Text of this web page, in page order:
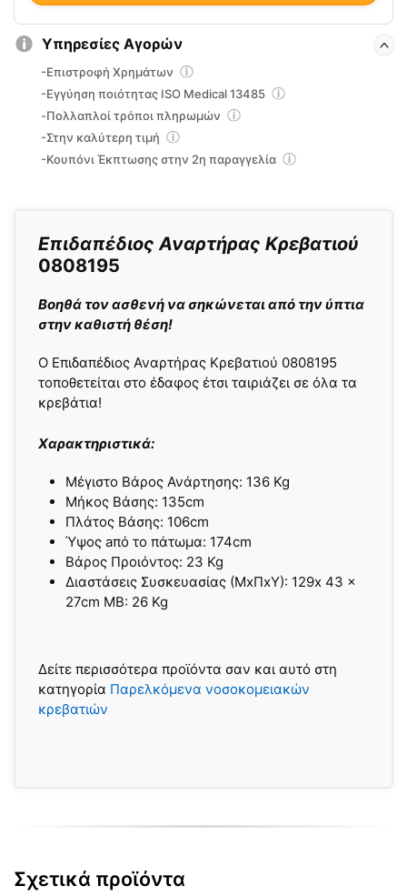
Επιδαπέδιος Αναρτήρας Κρεβατιού
0808195
Βοηθά τον ασθενή να σηκώνεται από την ύπτια
στην καθιστή θέση!
O Επιδαπέδιος Αναρτήρας Κρεβατιού 0808195
τοποθετείται στο έδαφος έτσι ταιριάζει σε όλα τα
κρεβάτια!
Χαρακτηριστικά:
Μέγιστο Βάρος Ανάρτησης: 136 Kg
Μήκος Βάσης: 135cm
Πλάτος Βάσης: 106cm
Ύψος aπό το πάτωμα: 174cm
Βάρος Προιόντος: 23 Kg
Διαστάσεις Συσκευασίας (ΜxΠxΥ): 129x 43 x
27cm ΜΒ: 26 Kg
Δείτε περισσότερα προϊόντα σαν και αυτό στη
κατηγορία Παρελκόμενα νοσοκομειακών
κρεβατιών
Υπηρεσίες Αγορών
-Επιστροφή Χρημάτων
-Εγγύηση ποιότητας ISO Medical 13485
-Πολλαπλοί τρόποι πληρωμών
-Στην καλύτερη τιμή
-Κουπόνι Έκπτωσης στην 2η παραγγελία
Σχετικά προϊόντα